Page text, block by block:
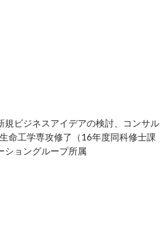
ビジネスアイデアの検討、コンサル
命工学専攻修了（16年度同科修士課
ショングループ所属